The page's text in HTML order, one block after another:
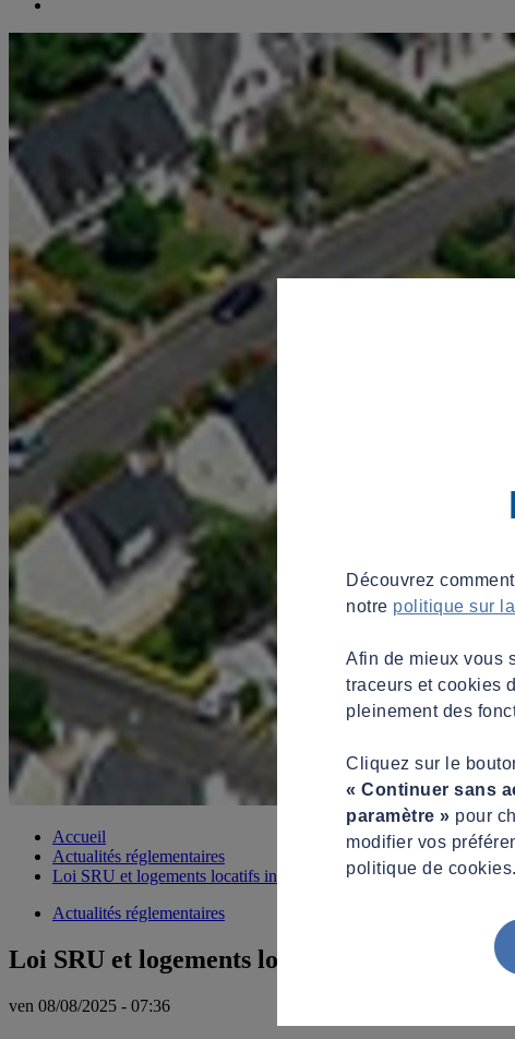
Accueil
Actualités réglementaires
Loi SRU et logements locatifs intermédiaires
Actualités réglementaires
Loi SRU et logements locatifs intermédiaires
ven 08/08/2025 - 07:36
Découvrez
notre politique sur
Afin de mieux vous
traceurs et cookies
pleinement des
Cliquez sur le
« Continuer sans
paramètre » pour
modifier vos
politique de cookies.